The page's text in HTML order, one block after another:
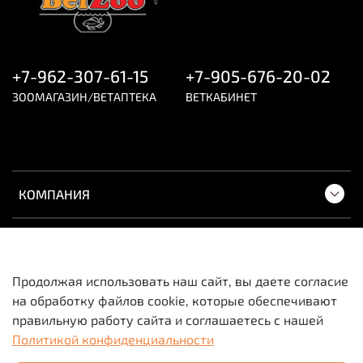
КОМПАНИЯ
+7-962-307-61-15
ЗООМАГАЗИН/ВЕТАПТЕКА
+7-905-676-20-02
ВЕТКАБИНЕТ
Вся информация о товарах и ценах носит
исключительно информационный характер и не
Продолжая использовать наш сайт, вы даете согласие
на обработку файлов cookie, которые обеспечивают
правильную работу сайта и соглашаетесь с нашей
Политикой конфиденциальности